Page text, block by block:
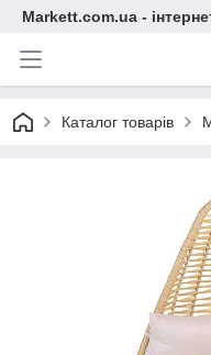
Markett.com.ua -
Каталог товарів